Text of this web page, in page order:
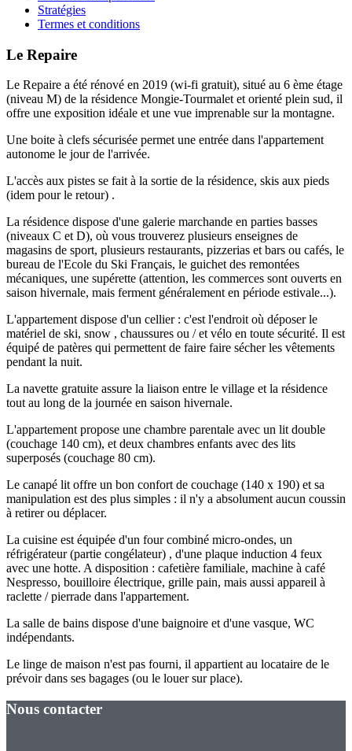
Stratégies
Termes et conditions
Le Repaire
Le Repaire a été rénové en 2019 (wi-fi gratuit), situé au 6 ème étage
(niveau M) de la résidence Mongie-Tourmalet et orienté plein sud, il
offre une exposition idéale et une vue imprenable sur la montagne.
Une boite à clefs sécurisée permet une entrée dans l'appartement
autonome le jour de l'arrivée.
L'accès aux pistes se fait à la sortie de la résidence, skis aux pieds
(idem pour le retour) .
La résidence dispose d'une galerie marchande en parties basses
(niveaux C et D), où vous trouverez plusieurs enseignes de
magasins de sport, plusieurs restaurants, pizzerias et bars ou cafés, le
bureau de l'Ecole du Ski Français, le guichet des remontées
mécaniques, une supérette (attention, les commerces sont ouverts en
saison hivernale, mais ferment généralement en période estivale...).
L'appartement dispose d'un cellier : c'est l'endroit où déposer le
matériel de ski, snow , chaussures ou / et vélo en toute sécurité. Il est
équipé de patères qui permettent de faire faire sécher les vêtements
pendant la nuit.
La navette gratuite assure la liaison entre le village et la résidence
tout au long de la journée en saison hivernale.
L'appartement propose une chambre parentale avec un lit double
(couchage 140 cm), et deux chambres enfants avec des lits
superposés (couchage 80 cm).
Le canapé lit offre un bon confort de couchage (140 x 190) et sa
manipulation est des plus simples : il n'y a absolument aucun coussin
à retirer ou déplacer.
La cuisine est équipée d'un four combiné micro-ondes, un
réfrigérateur (partie congélateur) , d'une plaque induction 4 feux
avec une hotte. A disposition : cafetière familiale, machine à café
Nespresso, bouilloire électrique, grille pain, mais aussi appareil à
raclette / pierrade dans l'appartement.
La salle de bains dispose d'une baignoire et d'une vasque, WC
indépendants.
Le linge de maison n'est pas fourni, il appartient au locataire de le
prévoir dans ses bagages (ou le louer sur place).
Nous contacter